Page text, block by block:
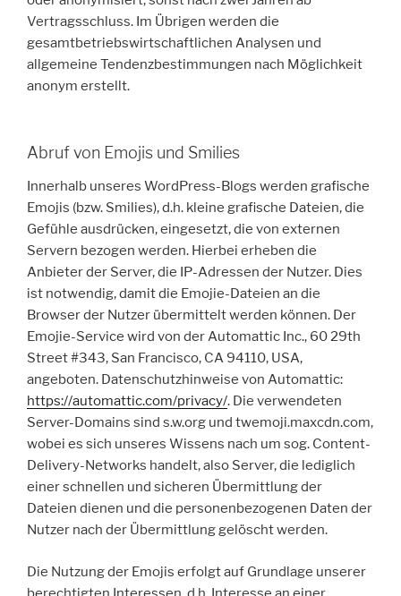
Vertragsschluss. Im Übrigen werden die
gesamtbetriebswirtschaftlichen Analysen und
allgemeine Tendenzbestimmungen nach Möglichkeit
anonym erstellt.
Abruf von Emojis und Smilies
Innerhalb unseres WordPress-Blogs werden grafische
Emojis (bzw. Smilies), d.h. kleine grafische Dateien, die
Gefühle ausdrücken, eingesetzt, die von externen
Servern bezogen werden. Hierbei erheben die
Anbieter der Server, die IP-Adressen der Nutzer. Dies
ist notwendig, damit die Emojie-Dateien an die
Browser der Nutzer übermittelt werden können. Der
Emojie-Service wird von der Automattic Inc., 60 29th
Street #343, San Francisco, CA 94110, USA,
angeboten. Datenschutzhinweise von Automattic:
https://automattic.com/privacy/. Die verwendeten
Server-Domains sind s.w.org und twemoji.maxcdn.com,
wobei es sich unseres Wissens nach um sog. Content-
Delivery-Networks handelt, also Server, die lediglich
einer schnellen und sicheren Übermittlung der
Dateien dienen und die personenbezogenen Daten der
Nutzer nach der Übermittlung gelöscht werden.
Die Nutzung der Emojis erfolgt auf Grundlage unserer